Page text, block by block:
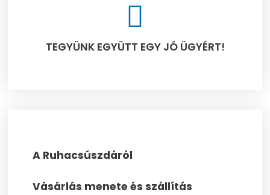
TEGYÜNK EGYÜTT EGY JÓ ÜGYÉRT!​
A Ruhacsúszdáról
Vásárlás menete és szállítás